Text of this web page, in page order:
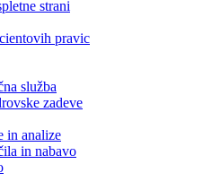
strani
pravic
služba
zadeve
in analize
in nabavo